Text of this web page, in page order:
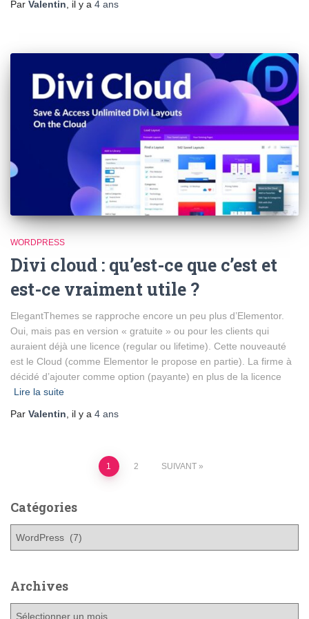
Par Valentin , il y a 4 ans
WORDPRESS
Divi cloud : qu’est-ce que c’est et
est-ce vraiment utile ?
ElegantThemes se rapproche encore un peu plus d’Elementor.
Oui, mais pas en version « gratuite » ou pour les clients qui
auraient déjà une licence (regular ou lifetime). Cette nouveauté
est le Cloud (comme Elementor le propose en partie). La firme à
décidé d’ajouter comme option (payante) en plus de la licence
Lire la suite
Par Valentin , il y a 4 ans
Pagination
des
publications
1 2 SUIVANT
Catégories
g
o
Archives